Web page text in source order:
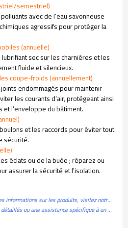
semestriel)
avec de l'eau savonneuse
agressifs pour protéger la
(annuelle)
sec sur les charnières et les
fluide et silencieux.
coupe-froids (annuellement)
endommagés pour maintenir
les courants d’air,protégeant ainsi
l’enveloppe du bâtiment.
et les raccords pour éviter tout
sécurité.
éclats ou de la buée ; réparez ou
assurer la sécurité et l'isolation.
Pour des tutoriels de base et des informations sur les produits, visitez notre 📺 Centre vidéo
Pour des conseils d'installation détaillés ou une assistance spécifique à un projet, 🤝 Contactez notre équipe